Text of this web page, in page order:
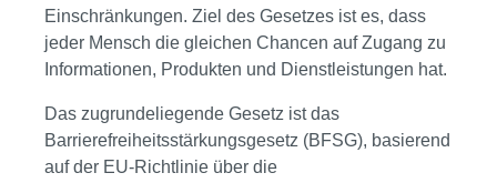
Einschränkungen. Ziel des Gesetzes ist es, dass
jeder Mensch die gleichen Chancen auf Zugang zu
Informationen, Produkten und Dienstleistungen hat.
Das zugrundeliegende Gesetz ist das
Barrierefreiheitsstärkungsgesetz (BFSG), basierend
auf der EU-Richtlinie über die